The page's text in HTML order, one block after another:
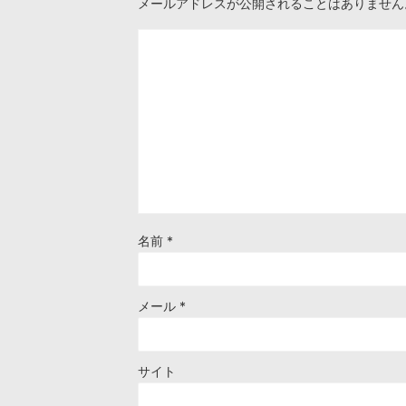
メールアドレスが公開されることはありませ
名前 *
メール *
サイト